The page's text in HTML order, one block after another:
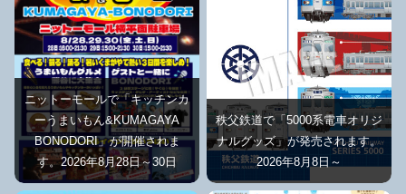
ニットーモールで「キッチンカ
ーうまいもん&KUMAGAYA
BONODORI」が開催されま
す。2026年8月28日～30日
秩父鉄道で「5000系電車オリジ
ナルグッズ」が発売されます。
2026年8月8日～